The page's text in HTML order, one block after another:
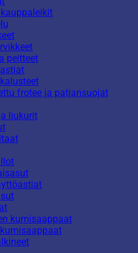
peitteet
frotee ja patjansuojat
liukurit
kumisaappaat